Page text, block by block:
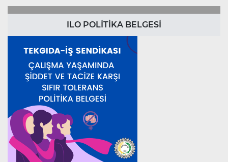
ILO POLİTİKA BELGESİ